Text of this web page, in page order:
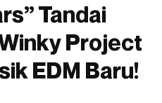
Tandai
Project
EDM Baru!